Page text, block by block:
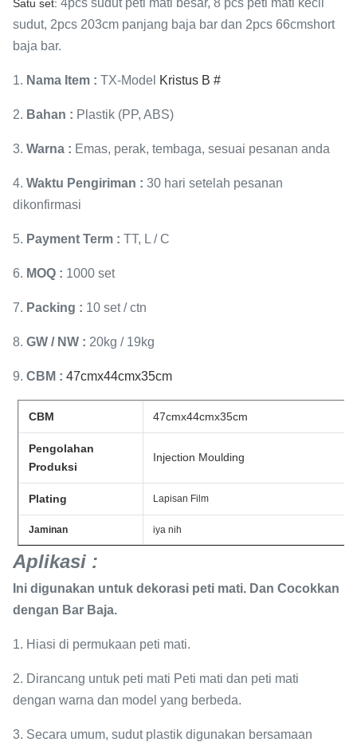
Satu set: 4pcs sudut peti mati besar, 8 pcs peti mati kecil
sudut, 2pcs 203cm panjang baja bar dan 2pcs 66cmshort
baja bar.
1. Nama Item : TX-Model Kristus B #
2. Bahan : Plastik (PP, ABS)
3. Warna : Emas, perak, tembaga, sesuai pesanan anda
4. Waktu Pengiriman : 30 hari setelah pesanan
dikonfirmasi
5. Payment Term : TT, L / C
6. MOQ : 1000 set
7. Packing : 10 set / ctn
8. GW / NW : 20kg / 19kg
9. CBM : 47cmx44cmx35cm
CBM 47cmx44cmx35cm
Pengolahan
Produksi
Injection Moulding
Plating Lapisan Film
Jaminan iya nih
Aplikasi :
Ini digunakan untuk dekorasi peti mati. Dan Cocokkan
dengan Bar Baja.
1. Hiasi di permukaan peti mati.
2. Dirancang untuk peti mati Peti mati dan peti mati
dengan warna dan model yang berbeda.
3. Secara umum, sudut plastik digunakan bersamaan